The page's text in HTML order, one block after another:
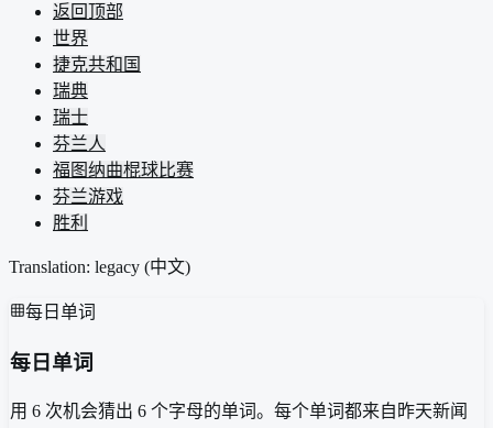
返回顶部
世界
捷克共和国
瑞典
瑞士
芬兰人
福图纳曲棍球比赛
芬兰游戏
胜利
Translation: legacy (中文)
每日单词
每日单词
用 6 次机会猜出 6 个字母的单词。每个单词都来自昨天新闻